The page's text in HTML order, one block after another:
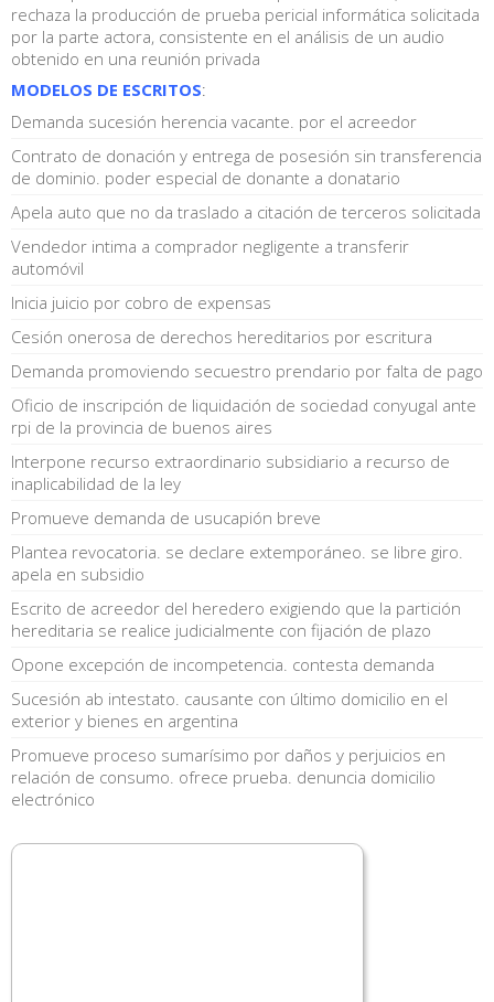
rechaza la producción de prueba pericial informática solicitada
por la parte actora, consistente en el análisis de un audio
obtenido en una reunión privada
MODELOS DE ESCRITOS:
Demanda sucesión herencia vacante. por el acreedor
Contrato de donación y entrega de posesión sin transferencia
de dominio. poder especial de donante a donatario
Apela auto que no da traslado a citación de terceros solicitada
Vendedor intima a comprador negligente a transferir
automóvil
Inicia juicio por cobro de expensas
Cesión onerosa de derechos hereditarios por escritura
Demanda promoviendo secuestro prendario por falta de pago
Oficio de inscripción de liquidación de sociedad conyugal ante
rpi de la provincia de buenos aires
Interpone recurso extraordinario subsidiario a recurso de
inaplicabilidad de la ley
Promueve demanda de usucapión breve
Plantea revocatoria. se declare extemporáneo. se libre giro.
apela en subsidio
Escrito de acreedor del heredero exigiendo que la partición
hereditaria se realice judicialmente con fijación de plazo
Opone excepción de incompetencia. contesta demanda
Sucesión ab intestato. causante con último domicilio en el
exterior y bienes en argentina
Promueve proceso sumarísimo por daños y perjuicios en
relación de consumo. ofrece prueba. denuncia domicilio
electrónico